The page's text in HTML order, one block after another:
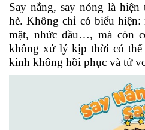
Say nắng, say nóng là
hè. Không chỉ có biểu hiện:
mặt, nhức đầu…, mà còn
không xử lý kịp thời có thể
kinh không hồi phục và tử